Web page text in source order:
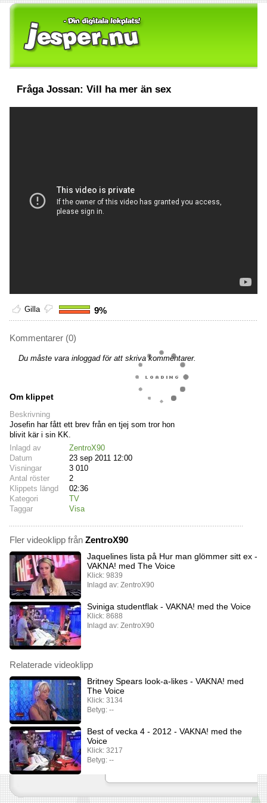
Fråga Jossan: Vill ha mer än sex
Gilla 9%
Kommentarer (0)
Du måste vara inloggad för att skriva kommentarer.
Om klippet
Beskrivning
Josefin har fått ett brev från en tjej som tror hon
blivit kär i sin KK.
Inlagd av
ZentroX90
Datum
23 sep 2011 12:00
Visningar
3 010
Antal röster
2
Klippets längd
02:36
Kategori
TV
Taggar
Visa
Fler videoklipp från ZentroX90
Jaquelines lista på Hur man glömmer sitt ex -
VAKNA! med The Voice
Klick: 9839
Inlagd av: ZentroX90
Sviniga studentflak - VAKNA! med the Voice
Klick: 8688
Inlagd av: ZentroX90
Relaterade videoklipp
Britney Spears look-a-likes - VAKNA! med
The Voice
Klick: 3134
Betyg: --
Best of vecka 4 - 2012 - VAKNA! med the
Voice
Klick: 3217
Betyg: --